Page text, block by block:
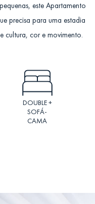
este Apartamento
precisa para uma estadia
cultura, cor e movimento.
DOUBLE +
SOFÁ-
CAMA